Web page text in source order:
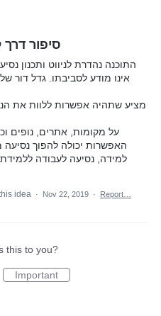
סיפור
התוכנה נהדרת לניווט ותכנון
אינו מודע לסביבתו. גדל דור
מציע שתהיה אפשרות ללוות את
על מקומות, אתרים, נופים
האפשרות יכולה להפוך
למידה, נסיעה לעבודה
idea · Nov 22, 2019 · Report…
this to you?
Important